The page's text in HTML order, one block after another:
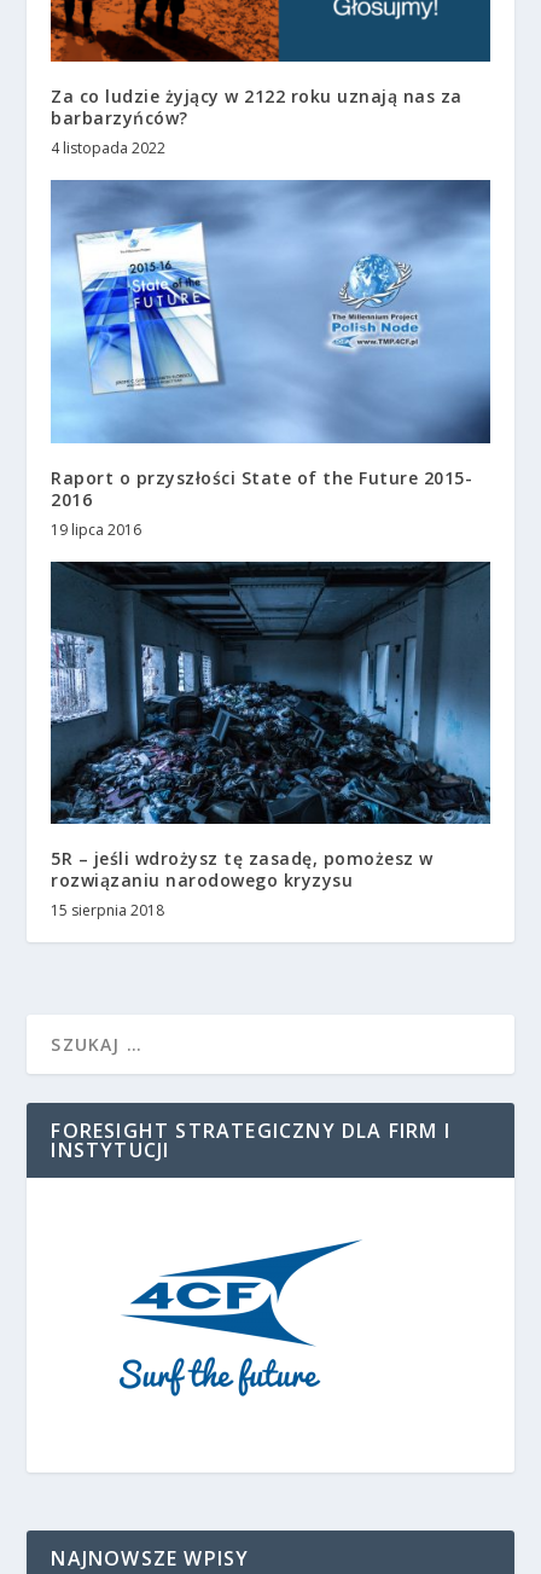
Za co ludzie żyjący w 2122 roku uznają nas za
barbarzyńców?
4 listopada 2022
Raport o przyszłości State of the Future 2015-
2016
19 lipca 2016
5R – jeśli wdrożysz tę zasadę, pomożesz w
rozwiązaniu narodowego kryzysu
15 sierpnia 2018
FORESIGHT STRATEGICZNY DLA FIRM I
INSTYTUCJI
NAJNOWSZE WPISY